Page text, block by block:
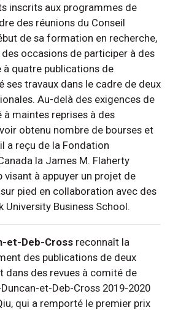
inscrits aux programmes de
des réunions du Conseil
de sa formation en recherche,
occasions de participer à des
à quatre publications de
ses travaux dans le cadre de deux
Au-delà des exigences de
à maintes reprises à des
obtenu nombre de bourses et
a reçu de la Fondation
la James M. Flaherty
visant à appuyer un projet de
pied en collaboration avec des
University Business School.
et-Deb-Cross reconnaît la
des publications de deux
dans des revues à comité de
et-Deb-Cross 2019-2020
qui a remporté le premier prix